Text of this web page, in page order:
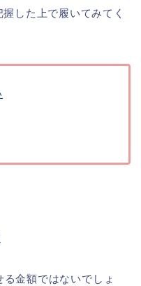
した上で履いてみてく
金額ではないでしょ